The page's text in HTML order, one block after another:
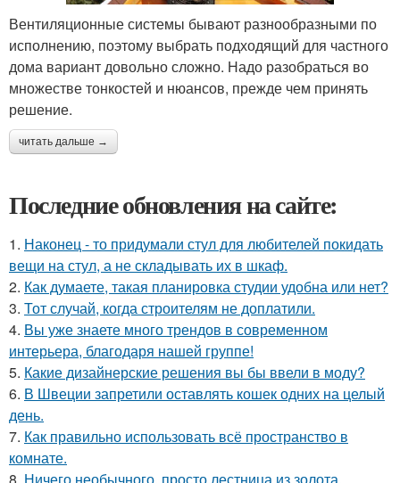
Вентиляционные системы бывают разнообразными по
исполнению, поэтому выбрать подходящий для частного
дома вариант довольно сложно. Надо разобраться во
множестве тонкостей и нюансов, прежде чем принять
решение.
читать дальше →
Последние обновления на сайте:
1. Наконец - то придумали стул для любителей покидать
вещи на стул, а не складывать их в шкаф.
2. Как думаете, такая планировка студии удобна или нет?
3. Тот случай, когда строителям не доплатили.
4. Вы уже знаете много трендов в современном
интерьера, благодаря нашей группе!
5. Какие дизайнерские решения вы бы ввели в моду?
6. В Швеции запретили оставлять кошек одних на целый
день.
7. Как правильно использовать всё пространство в
комнате.
8. Ничего необычного, просто лестница из золота.